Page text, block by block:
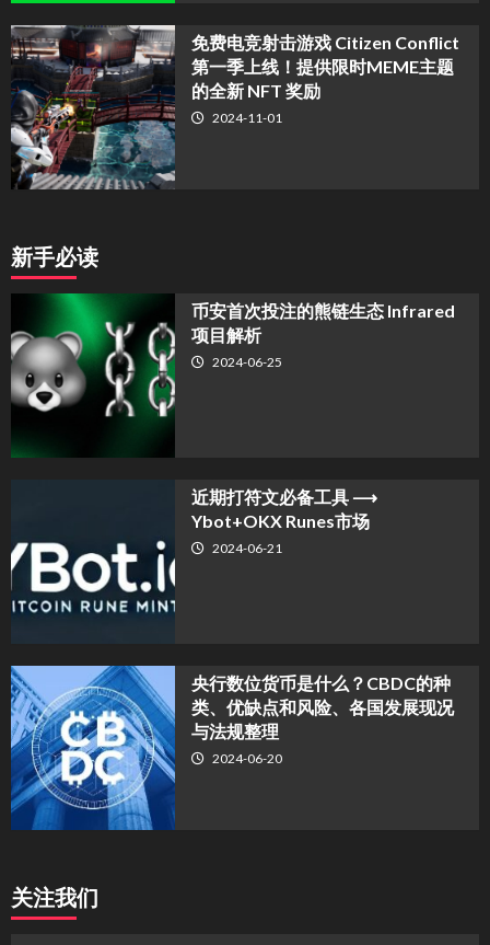
免费电竞射击游戏 Citizen Conflict
第一季上线！提供限时MEME主题
的全新 NFT 奖励
2024-11-01
新手必读
币安首次投注的熊链生态 Infrared
项目解析
2024-06-25
近期打符文必备工具 ⟶
Ybot+OKX Runes市场
2024-06-21
央行数位货币是什么？CBDC的种
类、优缺点和风险、各国发展现况
与法规整理
2024-06-20
关注我们